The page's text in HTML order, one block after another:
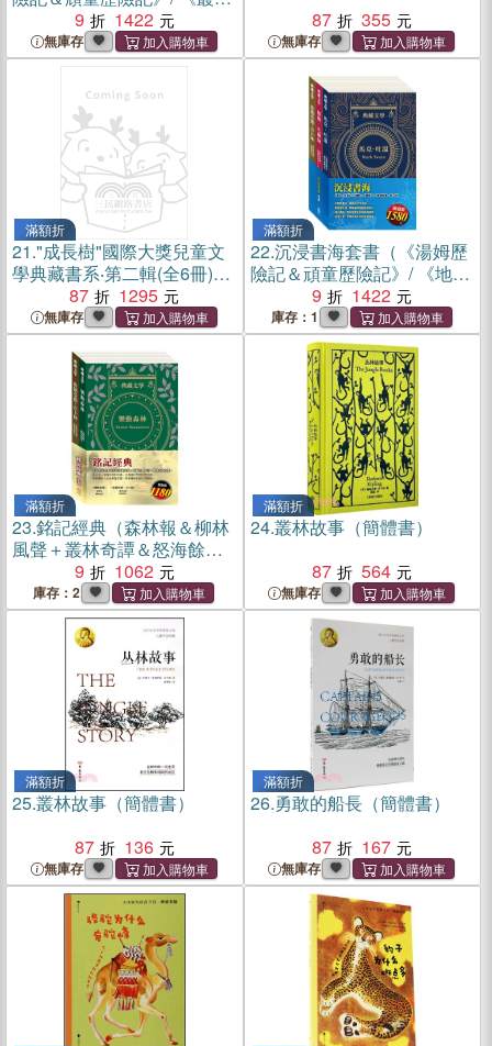
奇譚＆怒海餘生》/ 《三國演
義》/ 《史記故事》）（共四
冊）
9 1422
無庫存
87 355
無庫存
滿額折
21."成長樹"國際大獎兒童文
學典藏書系‧第二輯(全6冊)
（簡體書）
87 1295
無庫存
滿額折
22.沉浸書海套書（《湯姆歷
險記＆頑童歷險記》/ 《地心
冒險＆環遊世界八十天》/
《叢林奇譚＆怒海餘生》）
（共三冊）
9 1422
庫存：1
滿額折
23.銘記經典（森林報＆柳林
風聲＋叢林奇譚＆怒海餘
9 1062
庫存：2
滿額折
24.叢林故事（簡體書）
87
564
無庫存
滿額折
25.叢林故事（簡體書）
87
136
無庫存
滿額折
26.勇敢的船長（簡體書）
87
167
無庫存